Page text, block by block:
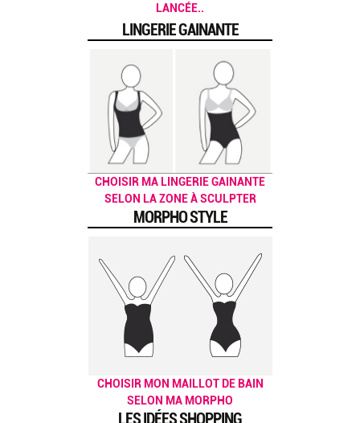
LANCÉE..
DIT ?
LINGERIE GAINANTE
CHOISIR MA LINGERIE GAINANTE
SELON LA ZONE À SCULPTER
MORPHO STYLE
CHOISIR MON MAILLOT DE BAIN
SELON MA MORPHO